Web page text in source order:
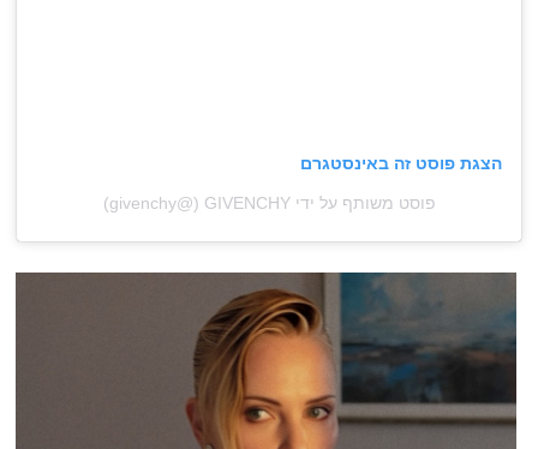
הצגת פוסט זה באינסטגרם
פוסט משותף על ידי ‏‎GIVENCHY‎‏ (@‏‎givenchy‎‏)